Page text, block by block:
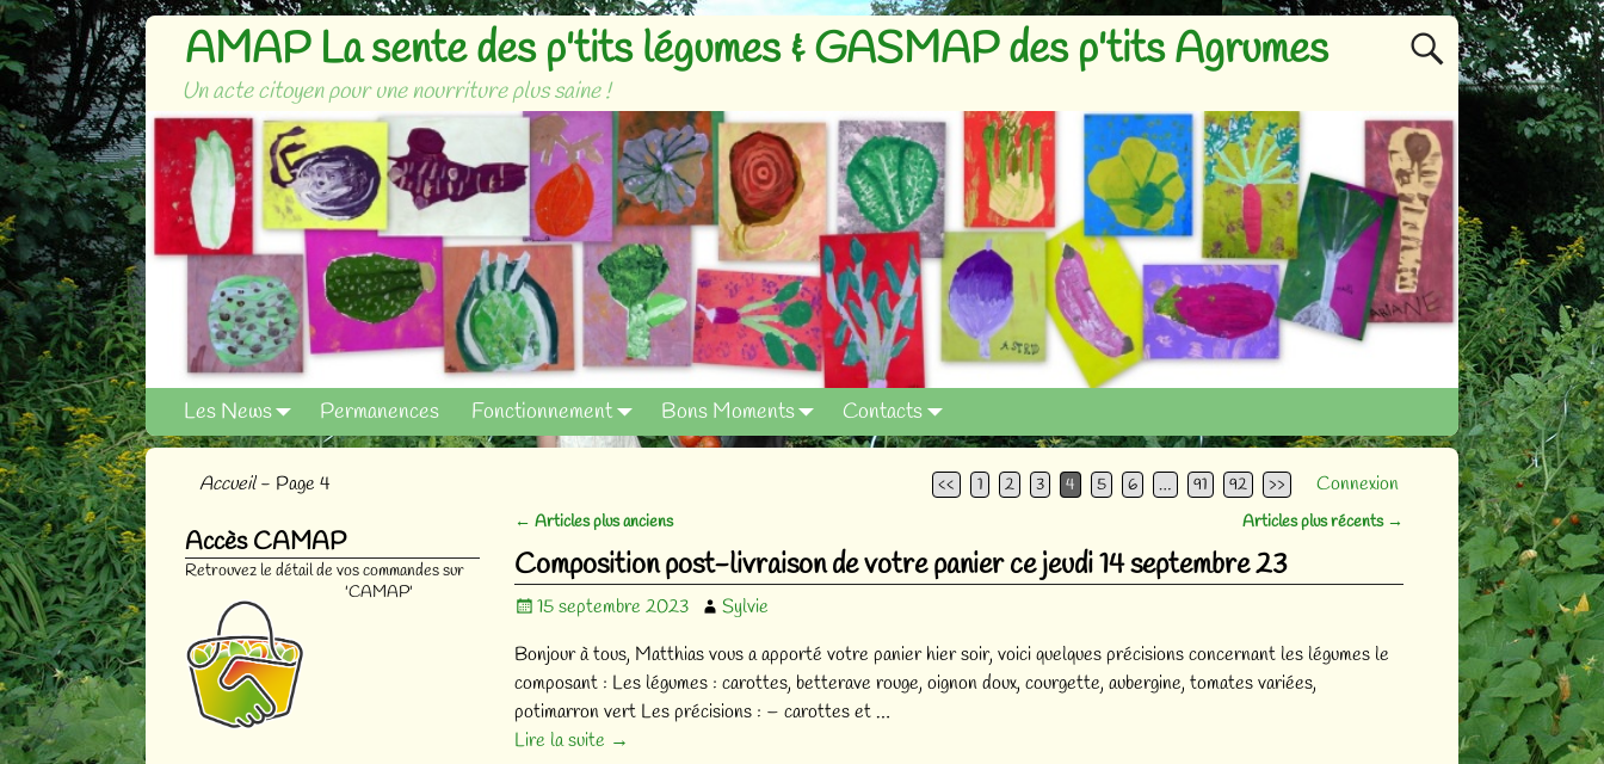
AMAP La sente des p'tits légumes & GASMAP des p'tits Agrumes
Un acte citoyen pour une nourriture plus saine !
Les News Permanences Fonctionnement Bons Moments Contacts
Accueil- Page 4 << 1 2 3 4 5 6 … 91 92 >> Connexion
Navigation des articles
← Articles plus anciens Articles plus récents →
Composition post-livraison de votre panier ce jeudi 14 septembre 23
15 septembre 2023
Sylvie
Bonjour à tous, Matthias vous a apporté votre panier hier soir, voici quelques précisions concernant les légumes le
composant : Les légumes : carottes, betterave rouge, oignon doux, courgette, aubergine, tomates variées,
potimarron vert Les précisions : – carottes et…
Lire la suite →
Accès CAMAP
Retrouvez le détail de vos commandes sur
'CAMAP'